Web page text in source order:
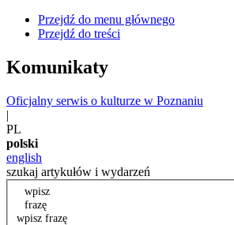
Przejdź do menu głównego
Przejdź do treści
Komunikaty
Oficjalny serwis o kulturze w Poznaniu
|
PL
polski
english
szukaj artykułów i wydarzeń
wpisz
frazę
wpisz frazę